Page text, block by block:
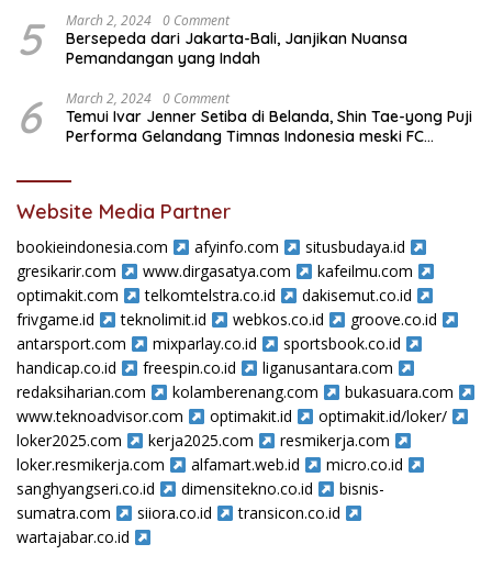
5 March 2, 2024 0 Comment
Bersepeda dari Jakarta-Bali, Janjikan Nuansa
Pemandangan yang Indah
6 March 2, 2024 0 Comment
Temui Ivar Jenner Setiba di Belanda, Shin Tae-yong Puji
Performa Gelandang Timnas Indonesia meski FC
Website Media Partner
bookieindonesia.com afyinfo.com
situsbudaya.id
gresikarir.com
www.dirgasatya.com
kafeilmu.com
optimakit.com
telkomtelstra.co.id
dakisemut.co.id
frivgame.id
teknolimit.id webkos.co.id
groove.co.id
antarsport.com
mixparlay.co.id
sportsbook.co.id
handicap.co.id
freespin.co.id
liganusantara.com
redaksiharian.com
kolamberenang.com
bukasuara.com
www.teknoadvisor.com
optimakit.id
optimakit.id/loker/
loker2025.com
kerja2025.com
resmikerja.com
loker.resmikerja.com
alfamart.web.id
micro.co.id
sanghyangseri.co.id
dimensitekno.co.id
bisnis-
sumatra.com
siiora.co.id
transicon.co.id
wartajabar.co.id